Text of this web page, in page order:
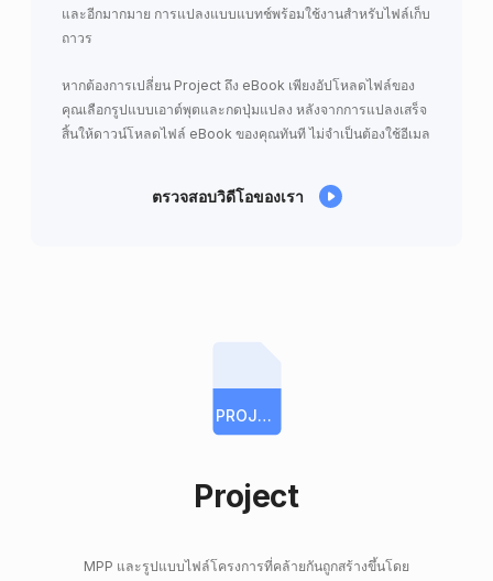
และอีกมากมาย การแปลงแบบแบทช์พร้อมใช้งานสำหรับไฟล์เก็บ
ถาวร
หากต้องการเปลี่ยน Project ถึง eBook เพียงอัปโหลดไฟล์ของ
คุณเลือกรูปแบบเอาต์พุตและกดปุ่มแปลง หลังจากการแปลงเสร็จ
สิ้นให้ดาวน์โหลดไฟล์ eBook ของคุณทันที ไม่จำเป็นต้องใช้อีเมล
ตรวจสอบวิดีโอของเรา
PROJECT
Project
MPP และรูปแบบไฟล์โครงการที่คล้ายกันถูกสร้างขึ้นโดย